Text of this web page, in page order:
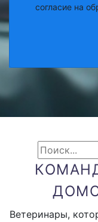
согласие на
Ветеринары,